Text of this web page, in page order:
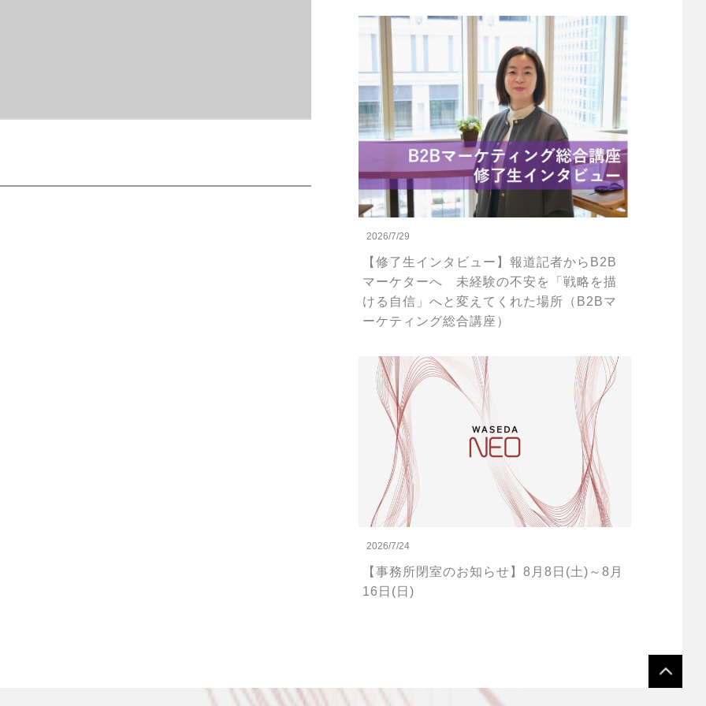
2026/7/29
【修了生インタビュー】報道記者からB2B
マーケターへ 未経験の不安を「戦略を描
ける自信」へと変えてくれた場所（B2Bマ
ーケティング総合講座）
2026/7/24
【事務所閉室のお知らせ】8月8日(土)～8月
16日(日)